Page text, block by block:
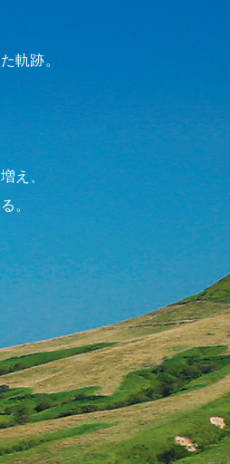
軌跡。
え、
。